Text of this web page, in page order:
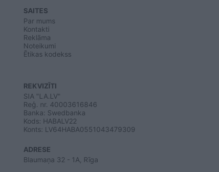
SAITES
Par mums
Kontakti
Reklāma
Noteikumi
Ētikas kodekss
REKVIZĪTI
SIA "LA.LV"
Reģ. nr. 40003616846
Banka: Swedbanka
Kods: HABALV22
Konts: LV64HABA0551043479309
ADRESE
Blaumaņa 32 - 1A, Rīga